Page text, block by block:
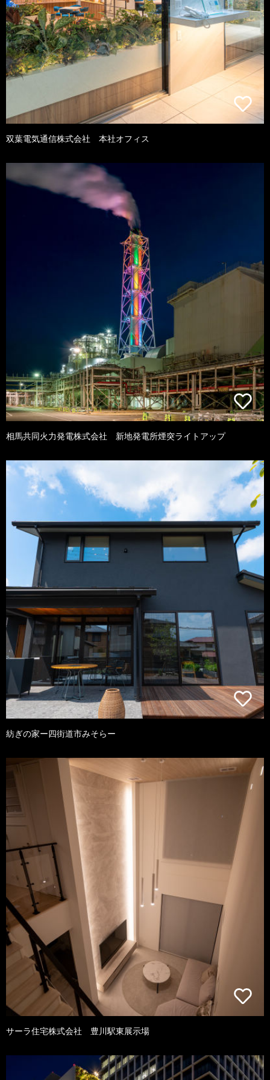
双葉電気通信株式会社 本社オフィス
相馬共同火力発電株式会社 新地発電所煙突ライトアップ
紡ぎの家ー四街道市みそらー
サーラ住宅株式会社 豊川駅東展示場